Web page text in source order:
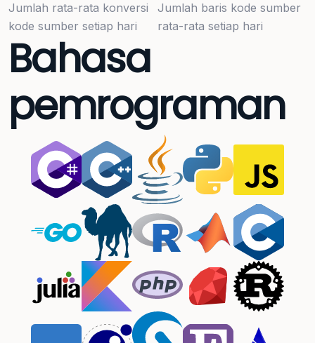
Jumlah rata-rata konversi
kode sumber setiap hari
Jumlah baris kode sumber
rata-rata setiap hari
Bahasa
pemrograman